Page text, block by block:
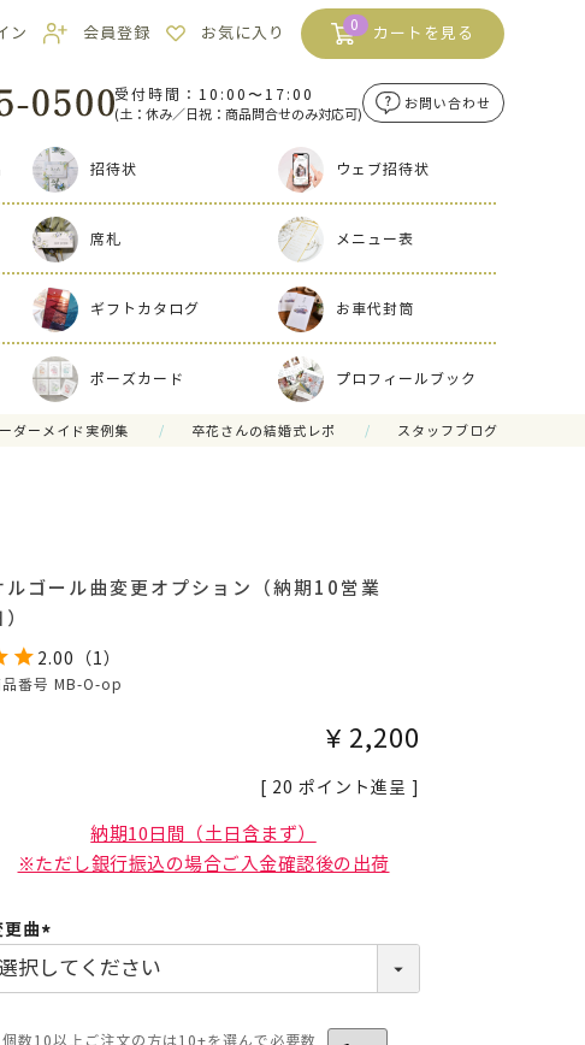
ン 会員登録 お気に入り 0 カートを見る
受付時間：10:00〜17:00
(土：休み／日祝：商品問合せのみ対応可)
お問い合わせ
招待状 ウェブ招待状
席札 メニュー表
ギフトカタログ お車代封筒
ポーズカード プロフィールブック
ダーメイド実例集 卒花さんの結婚式レポ スタッフブログ
ルゴール曲変更オプション（納期10営業
2.00 （1）
番号 MB-O-op
¥ 2,200
[ 20 ポイント進呈 ]
納期10日間（土日含まず）
※ただし銀行振込の場合ご入金確認後の出荷
更曲
(必
須)